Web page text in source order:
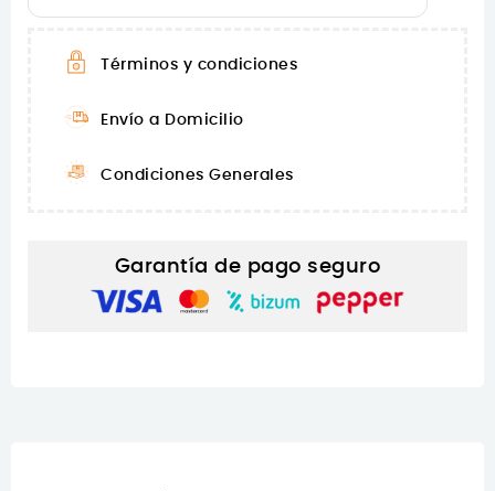
Términos y condiciones
Envío a Domicilio
Condiciones Generales
Garantía de pago seguro